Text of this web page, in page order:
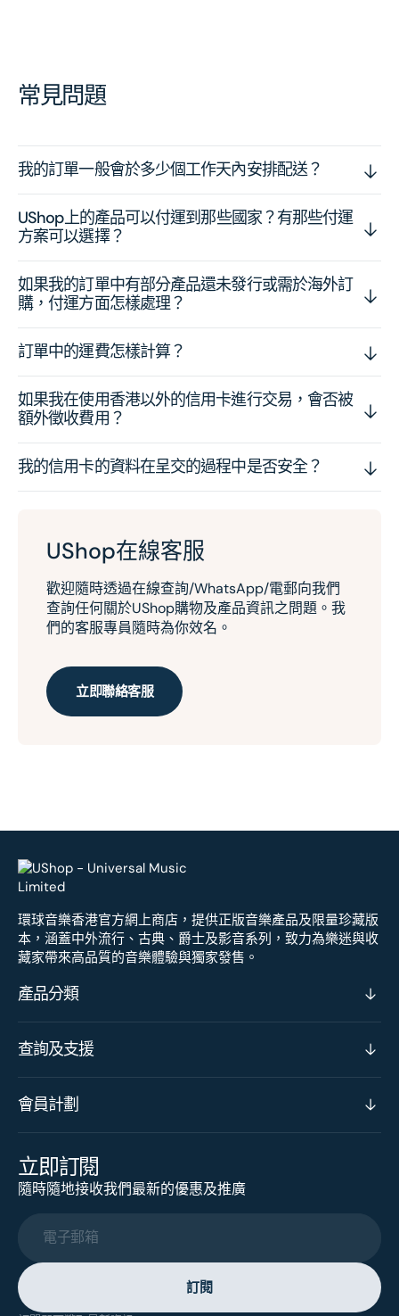
常見問題
我的訂單一般會於多少個工作天內安排配送？
UShop上的產品可以付運到那些國家？有那些付運
方案可以選擇？
如果我的訂單中有部分產品還未發行或需於海外訂
購，付運方面怎樣處理？
訂單中的運費怎樣計算？
如果我在使用香港以外的信用卡進行交易，會否被
額外徵收費用？
我的信用卡的資料在呈交的過程中是否安全？
UShop在線客服
歡迎隨時透過在線查詢/WhatsApp/電郵向我們
查詢任何關於UShop購物及產品資訊之問題。我
們的客服專員隨時為你效名。
立即聯絡客服
環球音樂香港官方網上商店，提供正版音樂產品及限量珍藏版
本，涵蓋中外流行、古典、爵士及影音系列，致力為樂迷與收
藏家帶來高品質的音樂體驗與獨家發售。
產品分類
查詢及支援
會員計劃
立即訂閱
隨時隨地接收我們最新的優惠及推廣
電子郵箱
訂閱